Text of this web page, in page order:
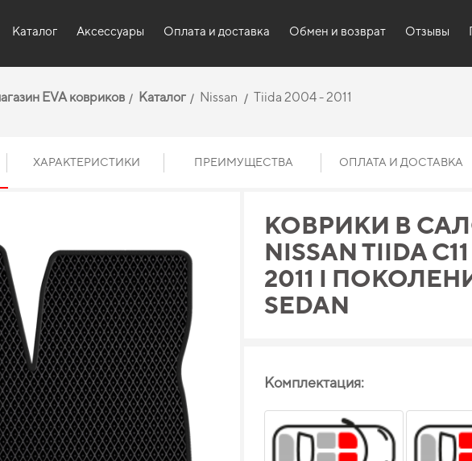
Каталог Аксессуары Оплата и доставка Обмен и возврат Отзывы
EVA ковриков Каталог Nissan Tiida 2004 - 2011
ХАРАКТЕРИСТИКИ ПРЕИМУЩЕСТВА ОПЛАТА И ДОСТАВКА
КОВРИКИ В
NISSAN TIIDA
2011 I
SEDAN
Комплектация: